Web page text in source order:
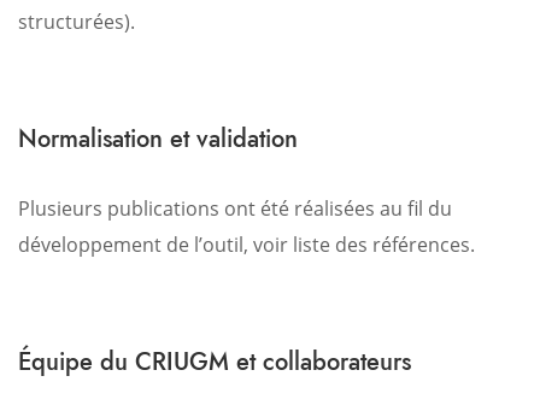
structurées).
Normalisation et validation
Plusieurs publications ont été réalisées au fil du
développement de l’outil, voir liste des références.
Équipe du CRIUGM et collaborateurs